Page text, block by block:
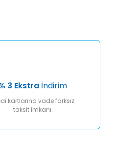
3 Ekstra İndirim
kartlarına vade farksız
taksit imkanı.